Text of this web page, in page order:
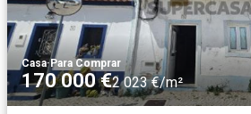
Casa·Para Comprar
170 000 €2 023 €/m²